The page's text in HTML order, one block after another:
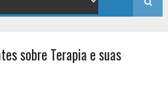
sobre: Psicóloga,
terapia de casal, terapia
Psicóloga online e presencial,
sobre Terapia e suas